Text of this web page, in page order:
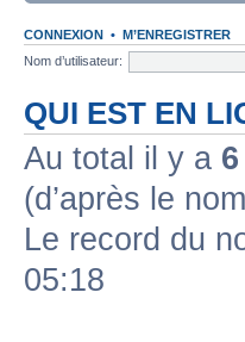
CONNEXION • M’ENREGISTRER
Nom d’utilisateur:
QUI EST EN
Au total il y a 6
(d’après le
Le record du
05:18